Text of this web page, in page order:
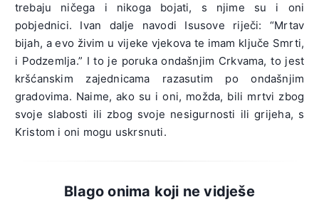
trebaju ničega i nikoga bojati, s njime su i oni
pobjednici. Ivan dalje navodi Isusove riječi: “Mrtav
bijah, a evo živim u vijeke vjekova te imam ključe Smrti,
i Podzemlja.” I to je poruka ondašnjim Crkvama, to jest
kršćanskim zajednicama razasutim po ondašnjim
gradovima. Naime, ako su i oni, možda, bili mrtvi zbog
svoje slabosti ili zbog svoje nesigurnosti ili grijeha, s
Kristom i oni mogu uskrsnuti.
Blago onima koji ne vidješe